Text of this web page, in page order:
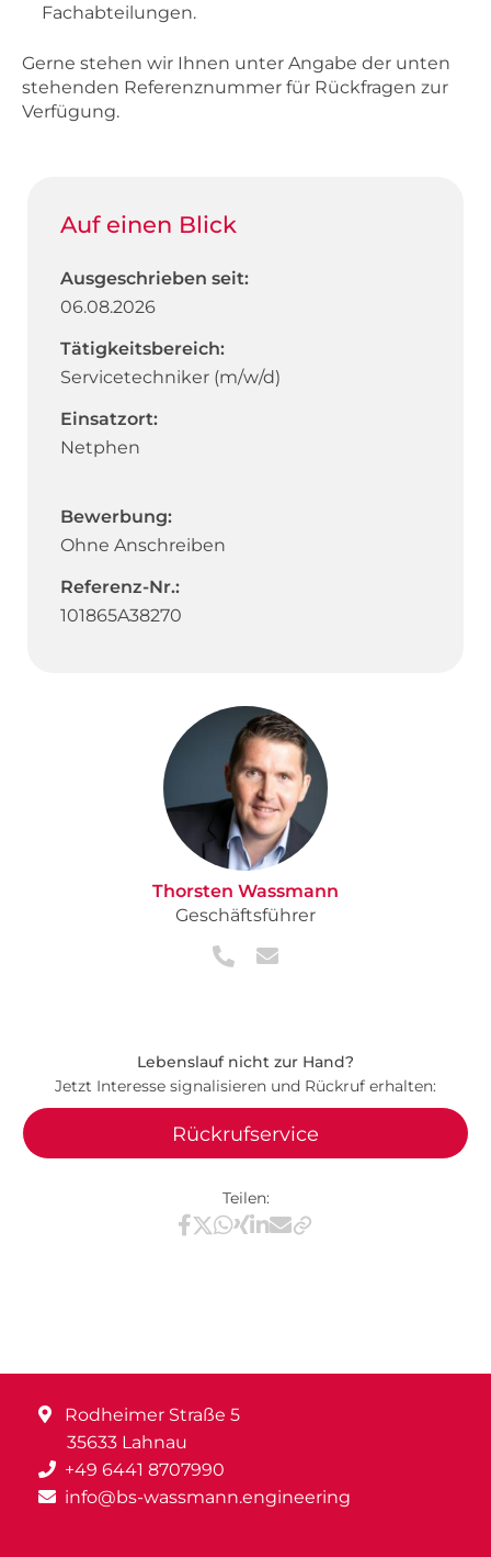
Fachabteilungen.
Gerne stehen wir Ihnen unter Angabe der unten
stehenden Referenznummer für Rückfragen zur
Verfügung.
Auf einen Blick
Ausgeschrieben seit:
06.08.2026
Tätigkeitsbereich:
Servicetechniker (m/w/d)
Einsatzort:
Netphen
Bewerbung:
Ohne Anschreiben
Referenz-Nr.:
101865A38270
Thorsten Wassmann
Geschäftsführer
Lebenslauf nicht zur Hand?
Jetzt Interesse signalisieren und Rückruf erhalten:
Rückrufservice
Teilen:
Teilen via Facebook
Teilen via X / Twitter
Teilen via WhatsApp
Teilen via Xing
Teilen via LinkedIn
Teilen via E-Mail
Rodheimer Straße 5
35633 Lahnau
+49 6441 8707990
info@bs-wassmann.engineering